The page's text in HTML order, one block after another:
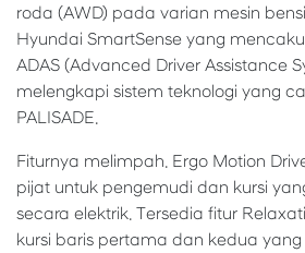
roda (AWD) pada varian mesin
Hyundai SmartSense yang
ADAS (Advanced Driver Assistance
melengkapi sistem teknologi yang
PALISADE.
Fiturnya melimpah. Ergo Motion
pijat untuk pengemudi dan kursi
secara elektrik. Tersedia fitur
kursi baris pertama dan kedua